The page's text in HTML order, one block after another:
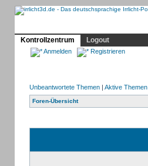
Kontrollzentrum
Logout
Anmelden Registrieren
Unbeantwortete Themen| Aktive Themen
Foren-Übersicht